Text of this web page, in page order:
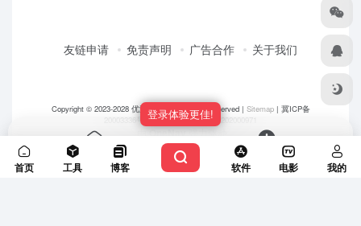
友链申请 免责声明 广告合作 关于我们
Copyright © 2023-2028 优渥导航网- All rights reserved | Sitemap| 冀ICP备
20003336号-5|冀公网安备 13108202000971
OneNav强力驱动
首页 工具 博客 软件 电影 我的
登录体验更佳!